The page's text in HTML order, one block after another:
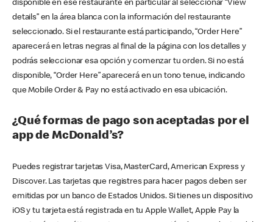
disponible en ese restaurante en particular al seleccionar “View
details” en la área blanca con la información del restaurante
seleccionado. Si el restaurante está participando, “Order Here”
aparecerá en letras negras al final de la página con los detalles y
podrás seleccionar esa opción y comenzar tu orden. Si no está
disponible, “Order Here” aparecerá en un tono tenue, indicando
que Mobile Order & Pay no está activado en esa ubicación.
¿Qué formas de pago son aceptadas por el
app de McDonald’s?
Puedes registrar tarjetas Visa, MasterCard, American Express y
Discover. Las tarjetas que registres para hacer pagos deben ser
emitidas por un banco de Estados Unidos. Si tienes un dispositivo
iOS y tu tarjeta está registrada en tu Apple Wallet, Apple Pay la